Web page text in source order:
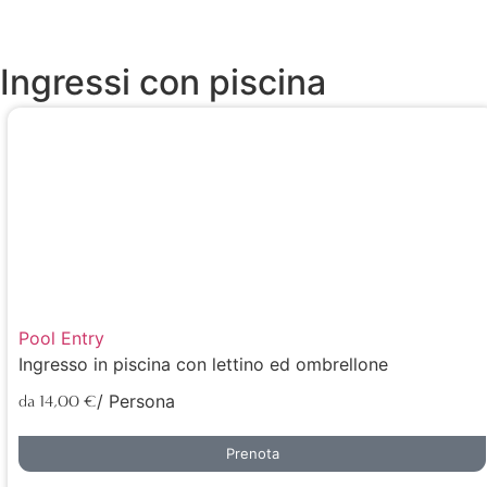
Ingressi con piscina
Pool Entry
Ingresso in piscina con lettino ed ombrellone
da 14,00 €/ Persona
Prenota